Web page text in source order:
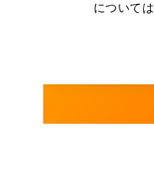
については